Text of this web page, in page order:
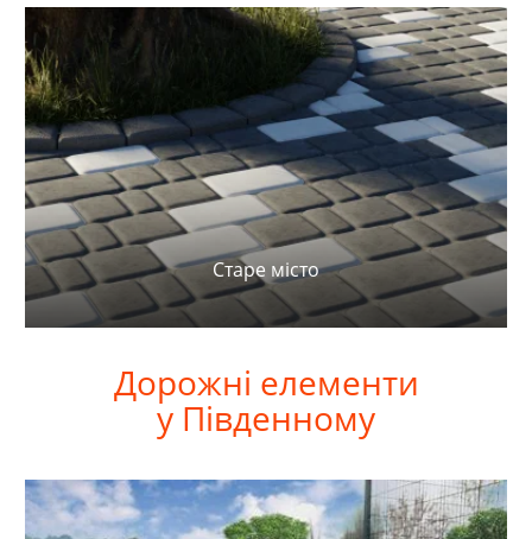
Старе місто
Дорожні елементи
у Південному